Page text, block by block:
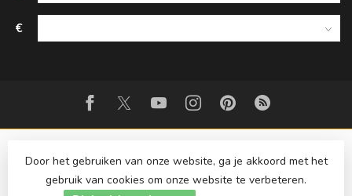
€
Door het gebruiken van onze website, ga je akkoord met het
gebruik van cookies om onze website te verbeteren.